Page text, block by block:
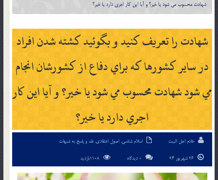
شهادت محسوب مي شود يا خير؟ و آيا اين كار اجري دارد يا خير؟
شهادت را تعريف كنيد و بگوئيد كشته شدن افراد
در ساير كشورها كه براي دفاع از كشورشان انجام
مي شود شهادت محسوب مي شود يا خير؟ و آيا اين كار
اجري دارد يا خير؟
خادم اهل البیت اسلام شناسی, اصول اعتقادی, نقد و پاسخ به شبهات
0 دیدگاه